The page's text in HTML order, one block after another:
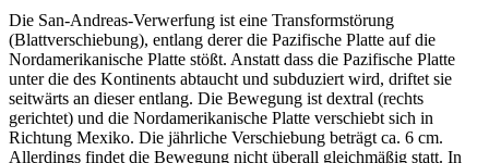
Die San-Andreas-Verwerfung ist eine Transformstörung
(Blattverschiebung), entlang derer die Pazifische Platte auf die
Nordamerikanische Platte stößt. Anstatt dass die Pazifische Platte
unter die des Kontinents abtaucht und subduziert wird, driftet sie
seitwärts an dieser entlang. Die Bewegung ist dextral (rechts
gerichtet) und die Nordamerikanische Platte verschiebt sich in
Richtung Mexiko. Die jährliche Verschiebung beträgt ca. 6 cm.
Allerdings findet die Bewegung nicht überall gleichmäßig statt. In